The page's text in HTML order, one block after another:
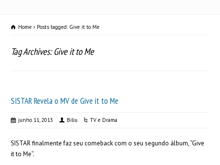
Home Posts tagged: Give it to Me
Tag Archives: Give it to Me
SISTAR Revela o MV de Give it to Me
junho 11, 2013 Biliu TV e Drama
SISTAR finalmente faz seu comeback com o seu segundo álbum, “Give
it to Me”.